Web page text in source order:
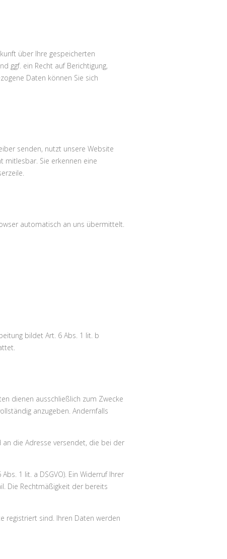
über Ihre gespeicherten
ggf. ein Recht auf Berichtigung,
Daten können Sie sich
senden, nutzt unsere Website
mitlesbar. Sie erkennen eine
automatisch an uns übermittelt.
bildet Art. 6 Abs. 1 lit. b
dienen ausschließlich zum Zwecke
anzugeben. Andernfalls
an die Adresse versendet, die bei der
1 lit. a DSGVO). Ein Widerruf Ihrer
Die Rechtmäßigkeit der bereits
registriert sind. Ihren Daten werden